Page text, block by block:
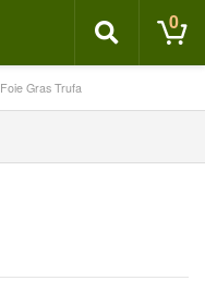
0
Foie Gras Trufa